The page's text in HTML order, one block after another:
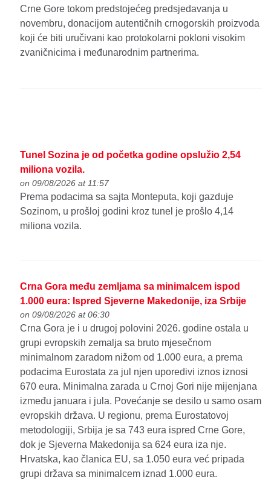
Crne Gore tokom predstojećeg predsjedavanja u
novembru, donacijom autentičnih crnogorskih proizvoda
koji će biti uručivani kao protokolarni pokloni visokim
zvaničnicima i međunarodnim partnerima.
Tunel Sozina je od početka godine opslužio 2,54
miliona vozila.
on 09/08/2026 at 11:57
Prema podacima sa sajta Monteputa, koji gazduje
Sozinom, u prošloj godini kroz tunel je prošlo 4,14
miliona vozila.
Crna Gora među zemljama sa minimalcem ispod
1.000 eura: Ispred Sjeverne Makedonije, iza Srbije
on 09/08/2026 at 06:30
Crna Gora je i u drugoj polovini 2026. godine ostala u
grupi evropskih zemalja sa bruto mjesečnom
minimalnom zaradom nižom od 1.000 eura, a prema
podacima Eurostata za jul njen uporedivi iznos iznosi
670 eura. Minimalna zarada u Crnoj Gori nije mijenjana
između januara i jula. Povećanje se desilo u samo osam
evropskih država. U regionu, prema Eurostatovoj
metodologiji, Srbija je sa 743 eura ispred Crne Gore,
dok je Sjeverna Makedonija sa 624 eura iza nje.
Hrvatska, kao članica EU, sa 1.050 eura već pripada
grupi država sa minimalcem iznad 1.000 eura.